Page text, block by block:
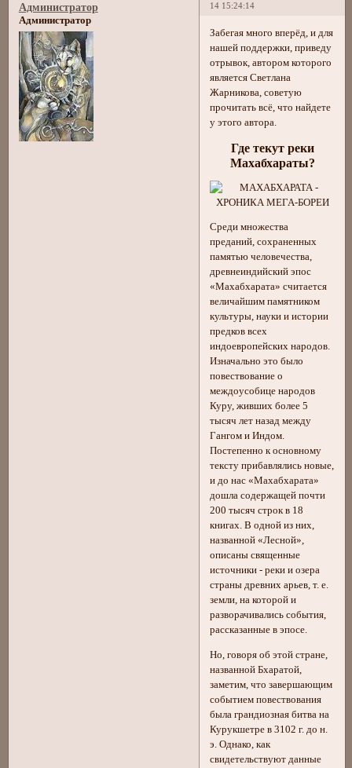
14 15:24:14
Администратор
Администратор
Забегая много вперёд, и для
нашей поддержки, приведу
отрывок, автором которого
является Светлана
Жарникова, советую
прочитать всё, что найдете
у этого автора.
Где текут реки
Махабхараты?
Среди множества
преданий, сохраненных
памятью человечества,
древнеиндийский эпос
«Махабхарата» считается
величайшим памятником
культуры, науки и истории
предков всех
индоевропейских народов.
Изначально это было
повествование о
междоусобице народов
Куру, живших более 5
тысяч лет назад между
Гангом и Индом.
Постепенно к основному
тексту прибавлялись новые,
и до нас «Махабхарата»
дошла содержащей почти
200 тысяч строк в 18
книгах. В одной из них,
названной «Лесной»,
описаны священные
источники - реки и озера
страны древних арьев, т. е.
земли, на которой и
разворачивались события,
рассказанные в эпосе.
Но, говоря об этой стране,
названной Бхаратой,
заметим, что завершающим
событием повествования
была грандиозная битва на
Курукшетре в 3102 г. до н.
э. Однако, как
свидетельствуют данные